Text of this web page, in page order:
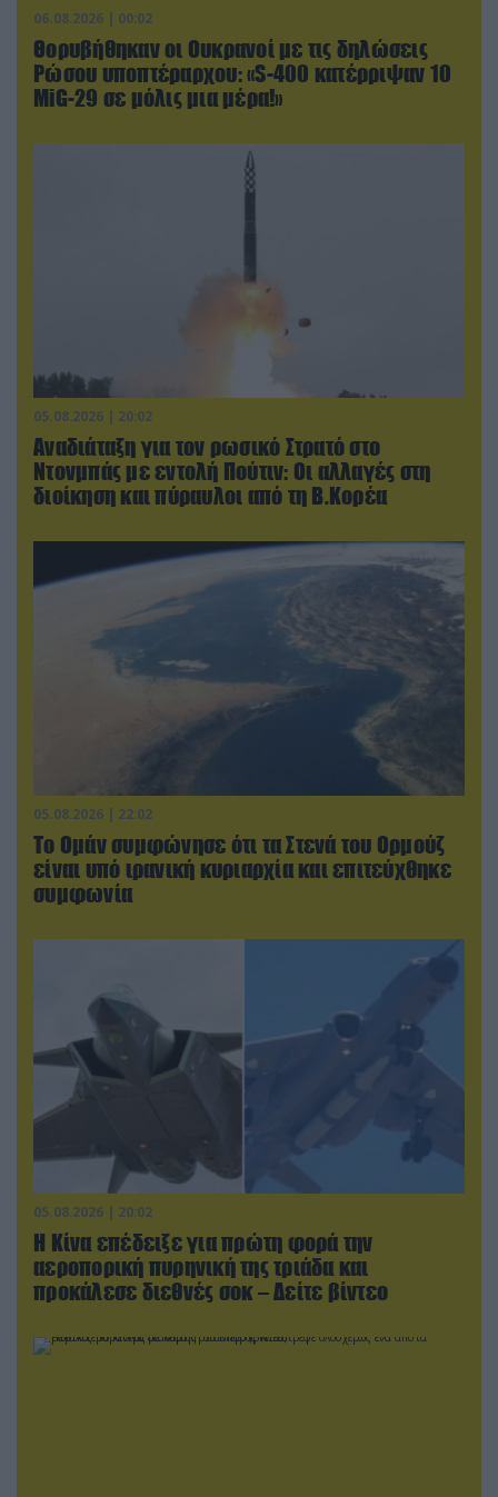
06.08.2026 | 00:02
Θορυβήθηκαν οι Ουκρανοί με τις δηλώσεις
Ρώσου υποπτέραρχου: «S-400 κατέρριψαν 10
MiG-29 σε μόλις μια μέρα!»
05.08.2026 | 20:02
Αναδιάταξη για τον ρωσικό Στρατό στο
Ντονμπάς με εντολή Πούτιν: Οι αλλαγές στη
διοίκηση και πύραυλοι από τη Β.Κορέα
05.08.2026 | 22:02
Το Ομάν συμφώνησε ότι τα Στενά του Ορμούζ
είναι υπό ιρανική κυριαρχία και επιτεύχθηκε
συμφωνία
05.08.2026 | 20:02
Η Κίνα επέδειξε για πρώτη φορά την
αεροπορική πυρηνική της τριάδα και
προκάλεσε διεθνές σοκ – Δείτε βίντεο